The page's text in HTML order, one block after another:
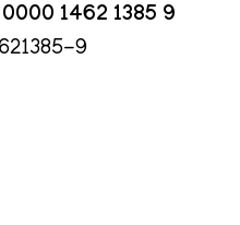
1462 1385 9
9